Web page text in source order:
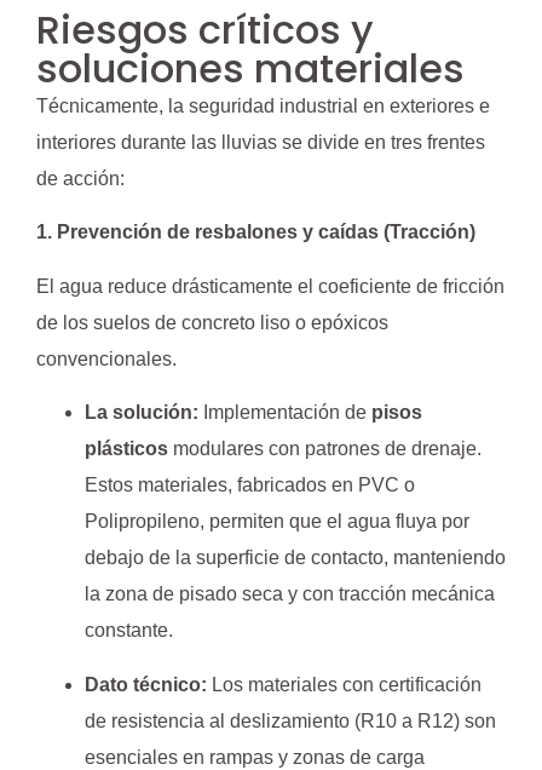
Riesgos críticos y
soluciones materiales
Técnicamente, la seguridad industrial en exteriores e
interiores durante las lluvias se divide en tres frentes
de acción:
1. Prevención de resbalones y caídas (Tracción)
El agua reduce drásticamente el coeficiente de fricción
de los suelos de concreto liso o epóxicos
convencionales.
La solución: Implementación de pisos
plásticos modulares con patrones de drenaje.
Estos materiales, fabricados en PVC o
Polipropileno, permiten que el agua fluya por
debajo de la superficie de contacto, manteniendo
la zona de pisado seca y con tracción mecánica
constante.
Dato técnico: Los materiales con certificación
de resistencia al deslizamiento (R10 a R12) son
esenciales en rampas y zonas de carga